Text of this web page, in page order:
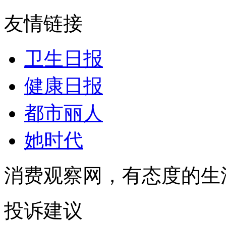
友情链接
卫生日报
健康日报
都市丽人
她时代
消费观察网，有态度的
投诉建议